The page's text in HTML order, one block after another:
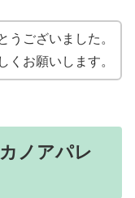
うございました。
くお願いします。
ノアパレ